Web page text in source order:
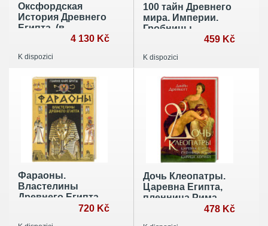
Оксфордская
История Древнего
Египта. (в
комплекте из 2-
4 130 Kč
K dispozici
100 тайн Древнего
мира. Империи.
Гробницы.
Цивилизации459 Kč
K dispozici
Фараоны.
Властелины
Древнего Египта
720 Kč
Дочь Клеопатры.
Царевна Египта,
пленница Рима,
царица Африки478 Kč